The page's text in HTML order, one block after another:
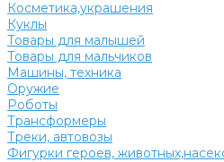
Косметика,украшения
Куклы
Товары для малышей
Товары для мальчиков
Машины, техника
Оружие
Роботы
Трансформеры
Треки, автовозы
Фигурки героев,